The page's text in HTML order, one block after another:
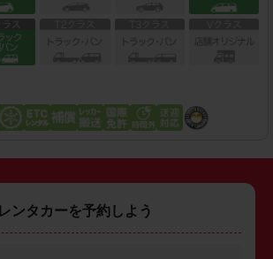
レンタカーを予約しよう